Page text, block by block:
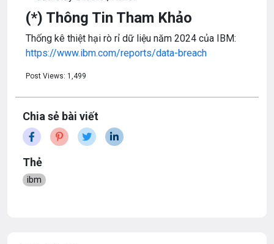
(*) Thông Tin Tham Khảo
Thống kê thiệt hại rò rỉ dữ liệu năm 2024 của IBM:
https://www.ibm.com/reports/data-breach
Post Views: 1,499
Chia sẻ bài viết
Thẻ
ibm